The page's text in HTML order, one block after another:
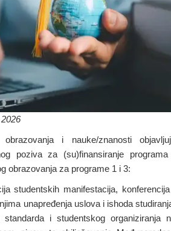
obrazovanja i nauke/znanosti
poziva za (su)finansiranje
obrazovanja za programe 1 i 3:
studentskih manifestacija,
unapređenja uslova i ishoda
standarda i studentskog organiziranja